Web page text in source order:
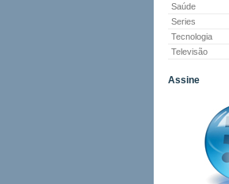
Saúde
Series
Tecnologia
Televisão
Assine